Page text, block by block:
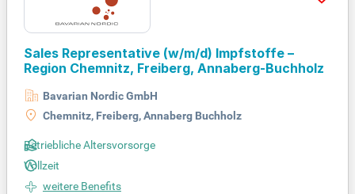
Sales Representative (w/m/d) Impfstoffe –
Region Chemnitz, Freiberg, Annaberg-Buchholz
Bavarian Nordic GmbH
Chemnitz, Freiberg, Annaberg Buchholz
Betriebliche Altersvorsorge
Vollzeit
weitere Benefits